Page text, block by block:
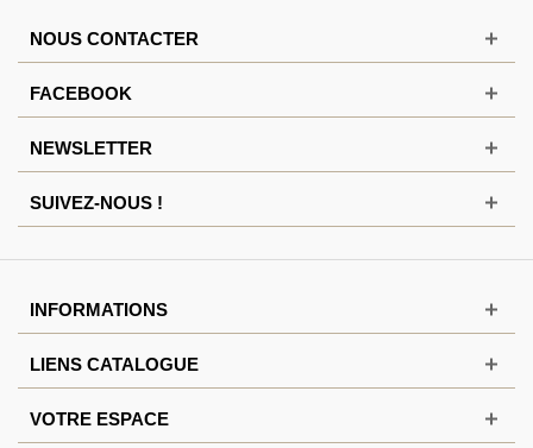
NOUS CONTACTER
FACEBOOK
NEWSLETTER
SUIVEZ-NOUS !
INFORMATIONS
LIENS CATALOGUE
VOTRE ESPACE